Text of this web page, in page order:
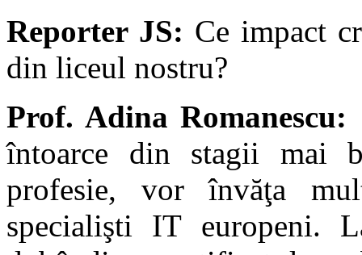
Reporter JS: Ce impact
din liceul nostru?
Prof. Adina Romanescu:
întoarce din stagii mai
profesie, vor învăţa
specialişti IT europeni.